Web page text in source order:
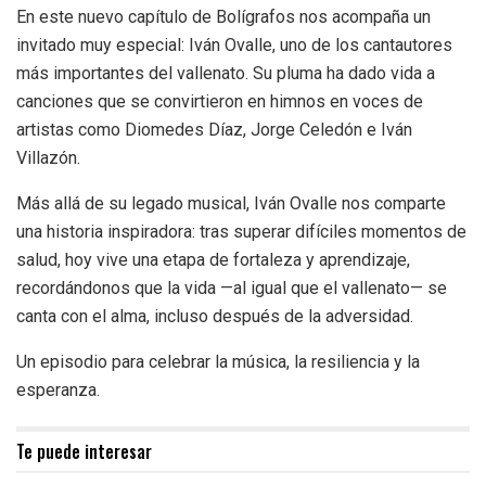
En este nuevo capítulo de Bolígrafos nos acompaña un
invitado muy especial: Iván Ovalle, uno de los cantautores
más importantes del vallenato. Su pluma ha dado vida a
canciones que se convirtieron en himnos en voces de
artistas como Diomedes Díaz, Jorge Celedón e Iván
Villazón.
Más allá de su legado musical, Iván Ovalle nos comparte
una historia inspiradora: tras superar difíciles momentos de
salud, hoy vive una etapa de fortaleza y aprendizaje,
recordándonos que la vida —al igual que el vallenato— se
canta con el alma, incluso después de la adversidad.
Un episodio para celebrar la música, la resiliencia y la
esperanza.
Te puede interesar